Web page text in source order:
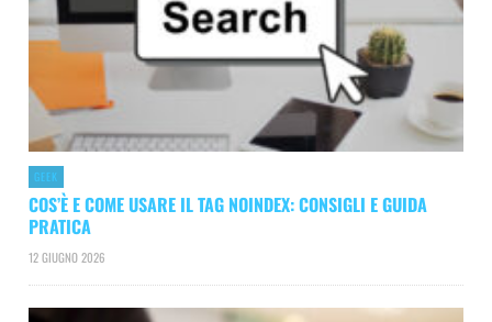
GEEK
COS’È E COME USARE IL TAG NOINDEX: CONSIGLI E GUIDA
PRATICA
12 GIUGNO 2026